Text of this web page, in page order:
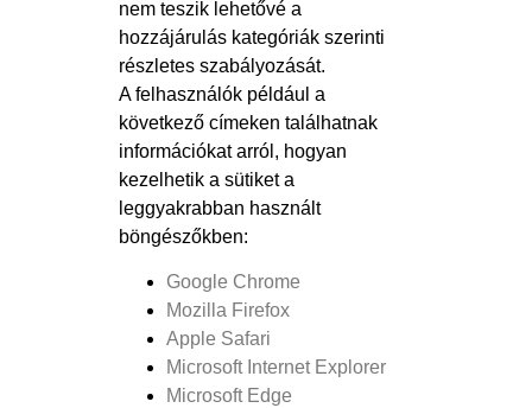
nem teszik lehetővé a
hozzájárulás kategóriák szerinti
részletes szabályozását.
A felhasználók például a
következő címeken találhatnak
információkat arról, hogyan
kezelhetik a sütiket a
leggyakrabban használt
böngészőkben:
Google Chrome
Mozilla Firefox
Apple Safari
Microsoft Internet Explorer
Microsoft Edge